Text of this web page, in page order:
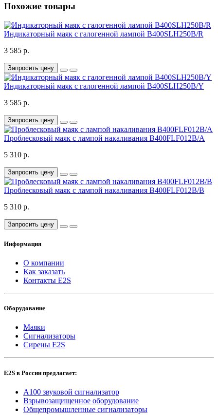
Похожие товары
Индикаторный маяк с галогенной лампой B400SLH250B/R
3 585 р.
Запросить цену
Индикаторный маяк с галогенной лампой B400SLH250B/Y
3 585 р.
Запросить цену
Проблесковый маяк с лампой накаливания B400FLF012B/A
5 310 р.
Запросить цену
Проблесковый маяк с лампой накаливания B400FLF012B/B
5 310 р.
Запросить цену
Информация
О компании
Как заказать
Контакты E2S
Оборудование
Маяки
Сигнализаторы
Сирены E2S
E2S в России предлагает:
A100 звуковой сигнализатор
Взрывозащищенное оборудование
Общепромышленные сигнализаторы